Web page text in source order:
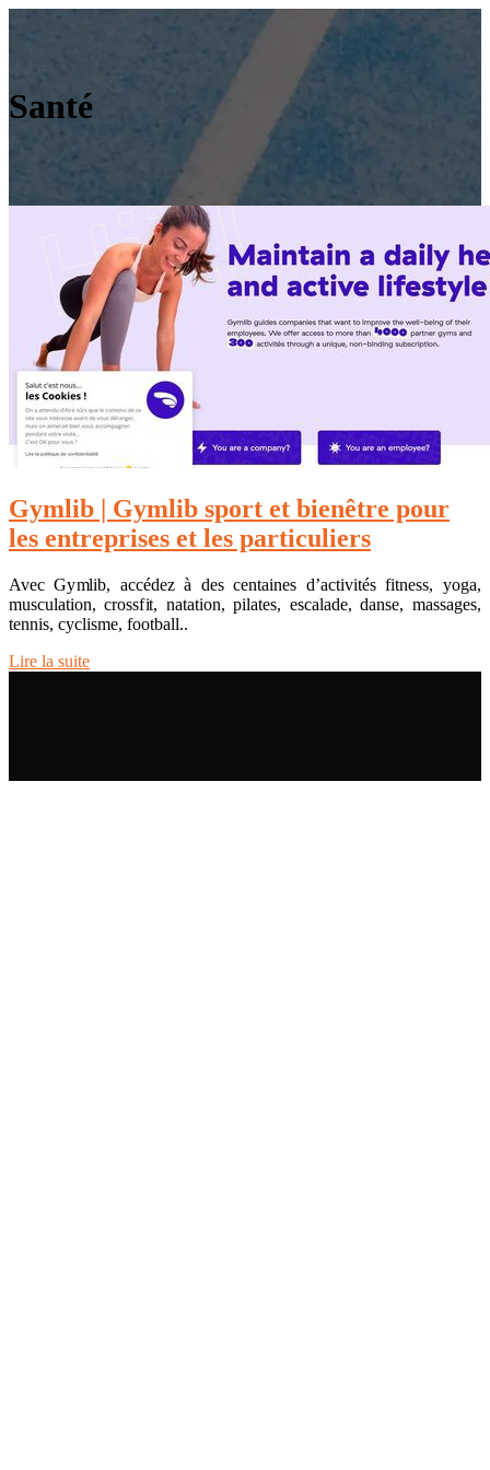
Santé
Gymlib | Gymlib sport et bienêtre pour
les entreprises et les par­ticu­liers
Avec Gymlib, accédez à des centaines d’activités fitness, yoga,
musculation, crossfit, natation, pilates, escalade, danse, massages,
tennis, cyclisme, football..
Lire la suite